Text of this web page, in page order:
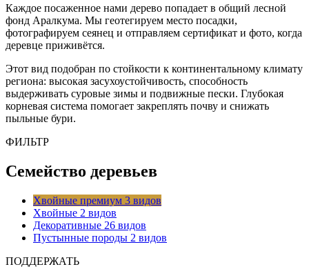
Каждое посаженное нами дерево попадает в общий лесной
фонд Аралкума. Мы геотегируем место посадки,
фотографируем сеянец и отправляем сертификат и фото, когда
деревце приживётся.
Этот вид подобран по стойкости к континентальному климату
региона: высокая засухоустойчивость, способность
выдерживать суровые зимы и подвижные пески. Глубокая
корневая система помогает закреплять почву и снижать
пыльные бури.
ФИЛЬТР
Семейство деревьев
Хвойные премиум 3 видов
Хвойные 2 видов
Декоративные 26 видов
Пустынные породы 2 видов
ПОДДЕРЖАТЬ